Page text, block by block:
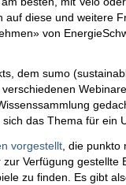
auf diese und weitere
von
dem sumo
das Thema für ein
vorgestellt, die punkto
Verfügung gestellte
zu finden. Es gibt